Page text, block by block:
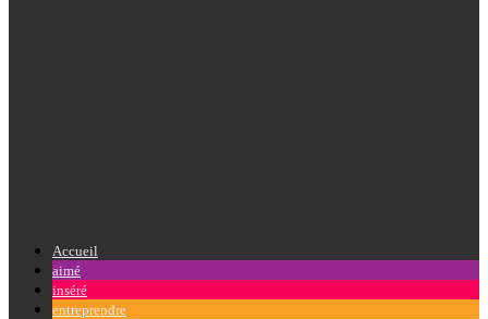
Accueil
aimé
inséré
entreprendre